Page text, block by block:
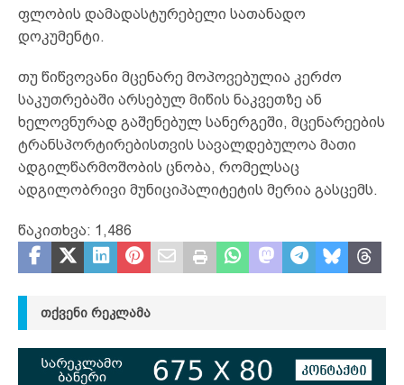
ფლობის დამადასტურებელი სათანადო
დოკუმენტი.
თუ წიწვოვანი მცენარე მოპოვებულია კერძო
საკუთრებაში არსებულ მიწის ნაკვეთზე ან
ხელოვნურად გაშენებულ სანერგეში, მცენარეების
ტრანსპორტირებისთვის სავალდებულოა მათი
ადგილწარმოშობის ცნობა, რომელსაც
ადგილობრივი მუნიციპალიტეტის მერია გასცემს.
წაკითხვა: 1,486
ᲗᲥᲕᲔᲜᲘ ᲠᲔᲙᲚᲐᲛᲐ